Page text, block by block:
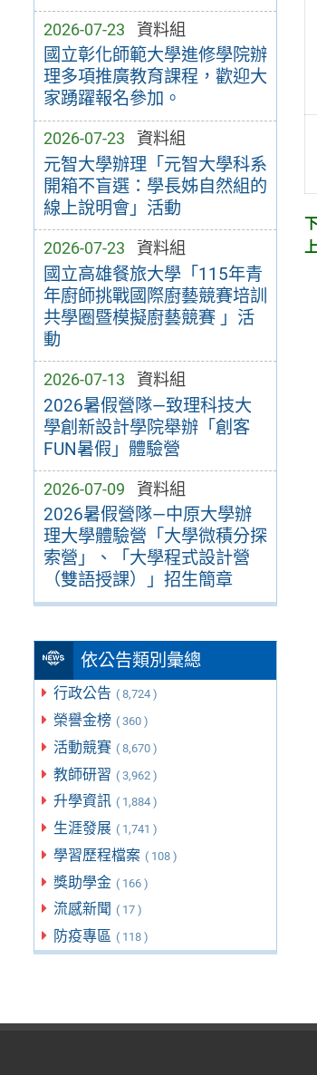
2026-07-23 資料組
國立彰化師範大學進修學院辦
理多項推廣教育課程，歡迎大
家踴躍報名參加。
2026-07-23 資料組
元智大學辦理「元智大學科系
開箱不盲選：學長姊自然組的
線上說明會」活動
2026-07-23 資料組
國立高雄餐旅大學「115年青
年廚師挑戰國際廚藝競賽培訓
共學圈暨模擬廚藝競賽 」活
動
2026-07-13 資料組
2026暑假營隊—致理科技大
學創新設計學院舉辦「創客
FUN暑假」體驗營
2026-07-09 資料組
2026暑假營隊—中原大學辦
理大學體驗營「大學微積分探
索營」、「大學程式設計營
（雙語授課）」招生簡章
依公告類別彙總
行政公告 ( 8,724 )
榮譽金榜 ( 360 )
活動競賽 ( 8,670 )
教師研習 ( 3,962 )
升學資訊 ( 1,884 )
生涯發展 ( 1,741 )
學習歷程檔案 ( 108 )
獎助學金 ( 166 )
流感新聞 ( 17 )
防疫專區 ( 118 )